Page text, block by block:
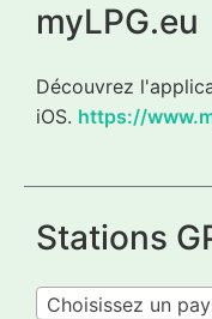
myLPG.eu
Découvrez
iOS. https://
Stations
Choisissez un